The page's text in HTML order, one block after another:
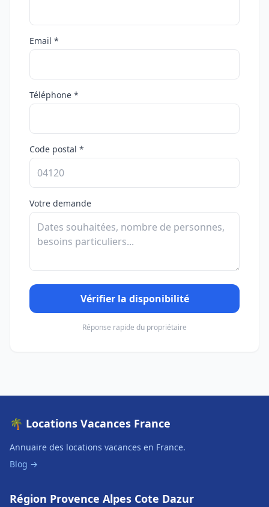
Email *
Téléphone *
Code postal *
Votre demande
Vérifier la disponibilité
Réponse rapide du propriétaire
🌴 Locations Vacances France
Annuaire des locations vacances en France.
Blog →
Région Provence Alpes Cote Dazur